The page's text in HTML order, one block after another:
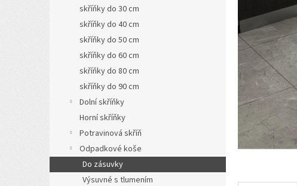
skříňky do 30 cm
skříňky do 40 cm
skříňky do 50 cm
skříňky do 60 cm
skříňky do 80 cm
skříňky do 90 cm
Dolní skříňky
Horní skříňky
Potravinová skříň
Odpadkové koše
Do zásuvky
Výsuvné s tlumením